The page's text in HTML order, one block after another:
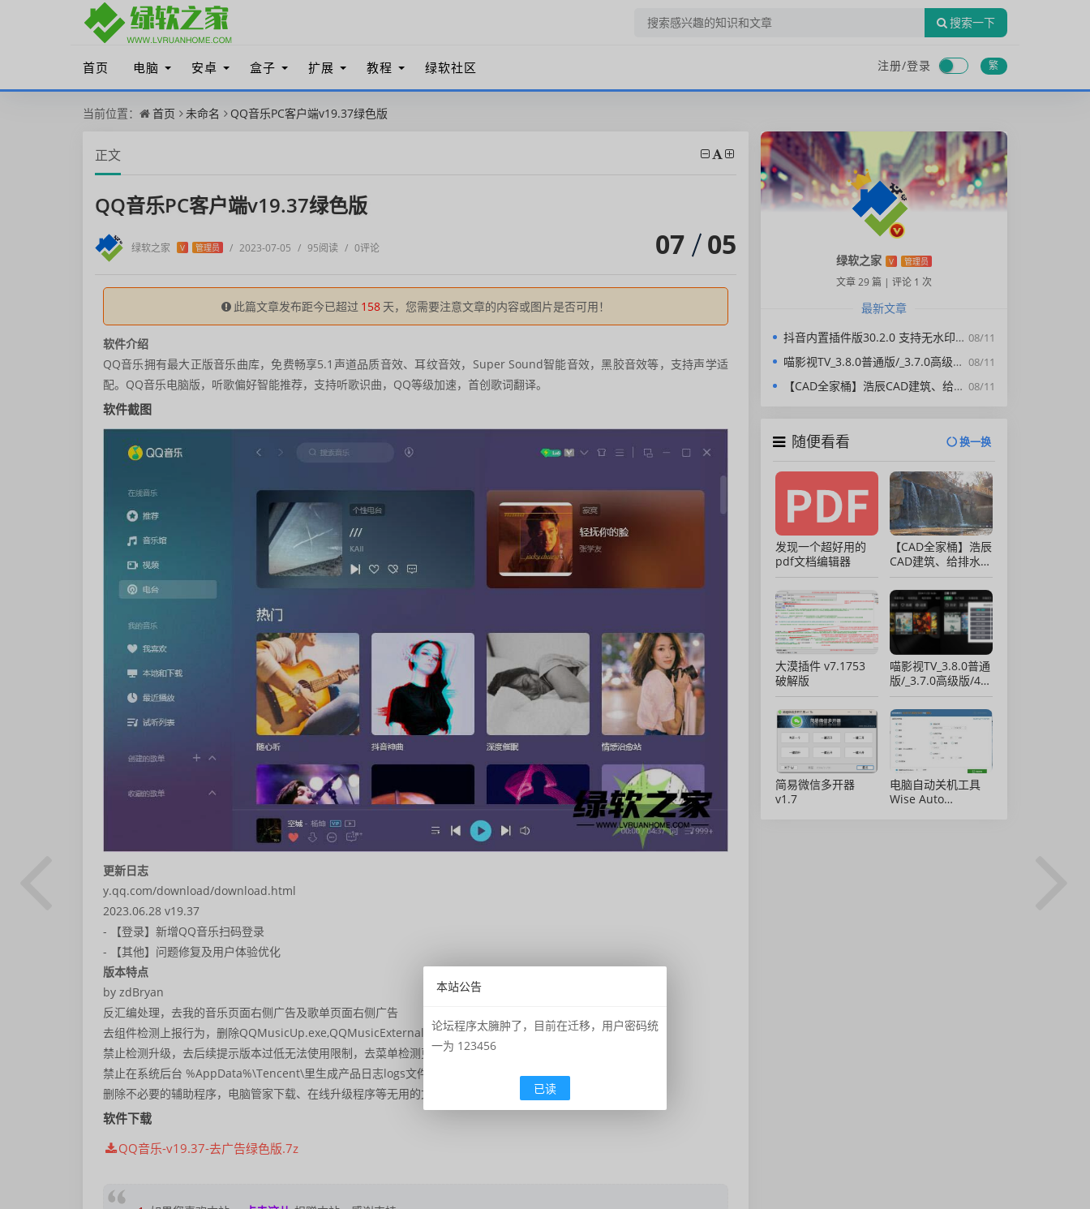
搜索一下
首页 电脑 安卓 盒子 扩展 教程 绿软社区 注册/登录 繁
当前位置： 首页 未命名 QQ音乐PC客户端v19.37绿色版
正文
QQ音乐PC客户端v19.37绿色版
绿软之家 V 管理员 / 2023-07-05 / 95阅读 / 0评论 07 05
此篇文章发布距今已超过 158 天，您需要注意文章的内容或图片是否可用！
软件介绍
QQ音乐拥有最大正版音乐曲库，免费畅享5.1声道品质音效、耳纹音效，Super Sound智能音效，黑胶音效等，支持声学适
配。QQ音乐电脑版，听歌偏好智能推荐，支持听歌识曲，QQ等级加速，首创歌词翻译。
软件截图
更新日志
y.qq.com/download/download.html
2023.06.28 v19.37
- 【登录】新增QQ音乐扫码登录
- 【其他】问题修复及用户体验优化
版本特点
by zdBryan
反汇编处理，去我的音乐页面右侧广告及歌单页面右侧广告
去组件检测上报行为，删除QQMusicUp.exe,QQMusicExternal.exe
禁止检测升级，去后续提示版本过低无法使用限制，去菜单检测更新
禁止在系统后台 %AppData%\Tencent\里生成产品日志logs文件夹
删除不必要的辅助程序，电脑管家下载、在线升级程序等无用的文件
软件下载
QQ音乐-v19.37-去广告绿色版.7z
绿软之家 V 管理员
文章 29 篇 | 评论 1 次
最新文章
08/11
抖音内置插件版30.2.0 支持无水印下载视频，去广告，精简界面
08/11
喵影视TV_3.8.0普通版/_3.7.0高级版/4.X低版本完美适配/内置源/4K超清
08/11
【CAD全家桶】浩辰CAD建筑、给排水、暖通、电气、电力软件 安装包中文版，亲测可用！
随便看看 换一换
发现一个超好用的
pdf文档编辑器
【CAD全家桶】浩辰
CAD建筑、给排水、
暖通、电气、电力软
件 安装包中文版，
亲测可用！
大漠插件 v7.1753
破解版
喵影视TV_3.8.0普通
版/_3.7.0高级版/4.X
低版本完美适配/内
置源/4K超清
简易微信多开器
v1.7
电脑自动关机工具
Wise Auto
本站公告
论坛程序太臃肿了，目前在迁移，用户密码统
一为 123456
已读